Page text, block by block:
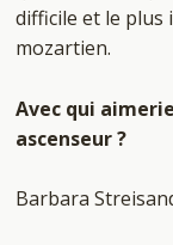
difficile et le
mozartien.
Avec qui
ascenseur ?
Barbara